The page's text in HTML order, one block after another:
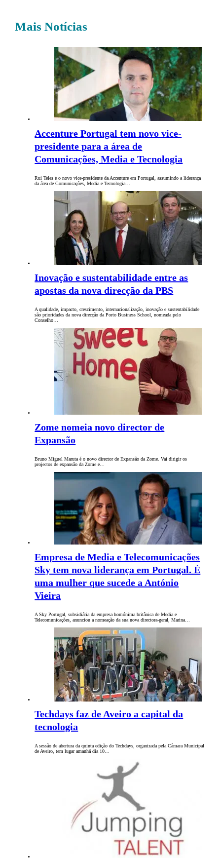
Mais Notícias
Accenture Portugal tem novo vice-
presidente para a área de
Comunicações, Media e Tecnologia
Rui Teles é o novo vice-presidente da Accenture em Portugal, assumindo a liderança
da área de Comunicações, Media e Tecnologia…
Inovação e sustentabilidade entre as
apostas da nova direcção da PBS
A qualidade, impacto, crescimento, internacionalização, inovação e sustentabilidade
são prioridades da nova direcção da Porto Business School, nomeada pelo
Conselho…
Zome nomeia novo director de
Expansão
Bruno Miguel Maruta é o novo director de Expansão da Zome. Vai dirigir os
projectos de expansão da Zome e…
Empresa de Media e Telecomunicações
Sky tem nova liderança em Portugal. É
uma mulher que sucede a António
Vieira
A Sky Portugal, subsidiária da empresa homónima britânica de Media e
Telecomunicações, anunciou a nomeação da sua nova directora-geral, Marina…
Techdays faz de Aveiro a capital da
tecnologia
A sessão de abertura da quinta edição do Techdays, organizada pela Câmara Municipal
de Aveiro, tem lugar amanhã dia 10…